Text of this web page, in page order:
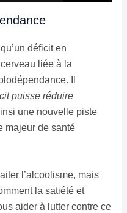
déficit en
liée à la
Il
puisse réduire
une nouvelle piste
majeur de santé
l’alcoolisme, mais
la satiété et
aider à lutter contre ce